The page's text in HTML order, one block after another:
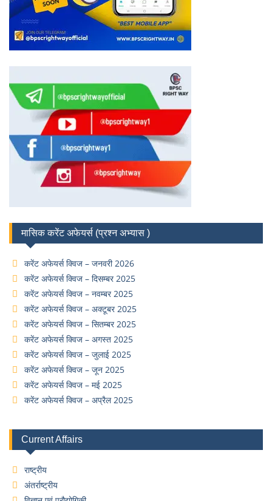
मासिक करेंट अफेयर्स (प्रश्न अभ्यास )
करेंट अफेयर्स क्विज – जनवरी 2026
करेंट अफेयर्स क्विज – दिसम्बर 2025
करेंट अफेयर्स क्विज – नवम्बर 2025
करेंट अफेयर्स क्विज – अक्टूबर 2025
करेंट अफेयर्स क्विज – सितम्बर 2025
करेंट अफेयर्स क्विज – अगस्त 2025
करेंट अफेयर्स क्विज – जुलाई 2025
करेंट अफेयर्स क्विज – जून 2025
करेंट अफेयर्स क्विज – मई 2025
करेंट अफेयर्स क्विज – अप्रैल 2025
Current Affairs
राष्ट्रीय
अंतर्राष्ट्रीय